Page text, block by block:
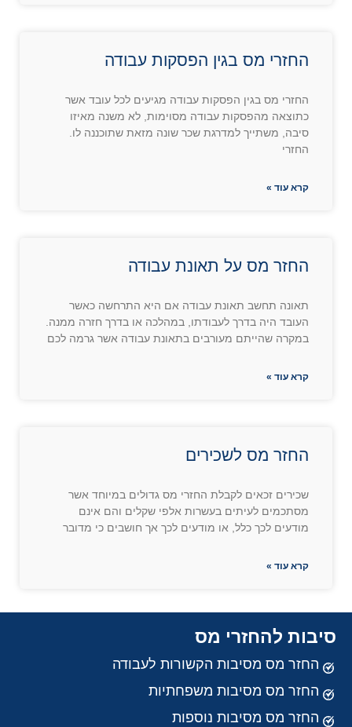
החזרי מס בגין הפסקות עבודה
החזרי מס בגין הפסקות עבודה מגיעים לכל עובד אשר
כתוצאה מהפסקות עבודה מסוימות, לא משנה מאיזו
סיבה, משתייך למדרגת שכר שונה מזאת שתוכננה לו.
החזרי
קרא עוד »
החזר מס על תאונת עבודה
תאונה תחשב תאונת עבודה אם היא התרחשה כאשר
העובד היה בדרך לעבודתו, במהלכה או בדרך חזרה ממנה.
במקרה שהייתם מעורבים בתאונת עבודה אשר גרמה לכם
קרא עוד »
החזר מס לשכירים
שכירים זכאים לקבלת החזרי מס גדולים במיוחד אשר
מסתכמים לעיתים בעשרות אלפי שקלים והם אינם
מודעים לכך כלל, או מודעים לכך אך חושבים כי מדובר
קרא עוד »
סיבות להחזרי מס
החזר מס מסיבות הקשורות לעבודה
החזר מס מסיבות משפחתיות
החזר מס מסיבות נוספות